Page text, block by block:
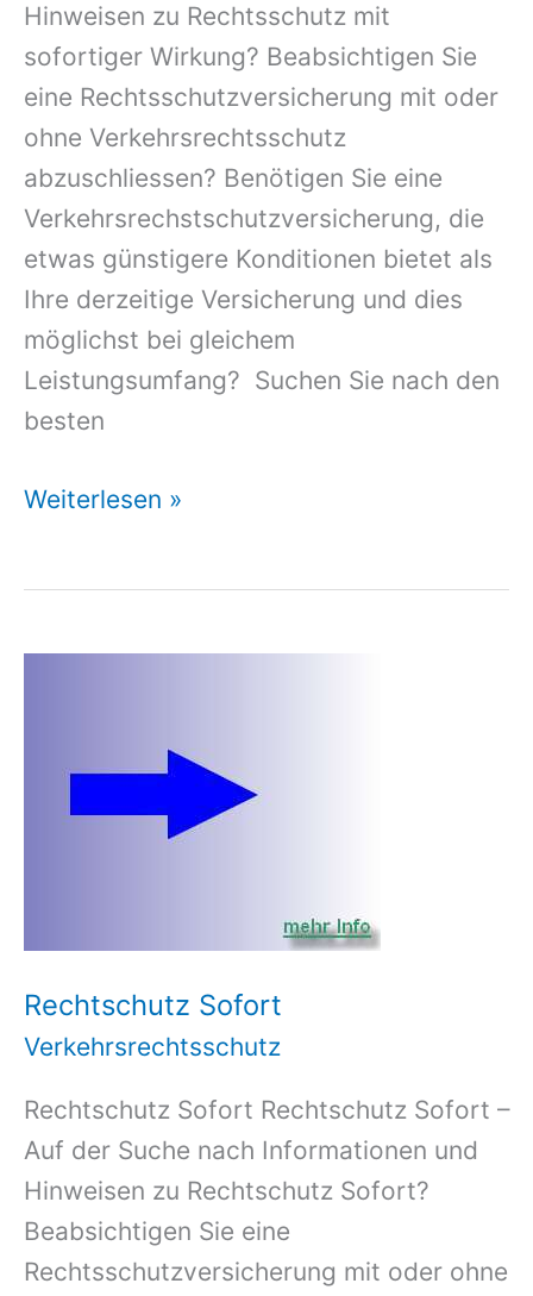
Hinweisen zu Rechtsschutz mit
sofortiger Wirkung? Beabsichtigen Sie
eine Rechtsschutzversicherung mit oder
ohne Verkehrsrechtsschutz
abzuschliessen? Benötigen Sie eine
Verkehrsrechstschutzversicherung, die
etwas günstigere Konditionen bietet als
Ihre derzeitige Versicherung und dies
möglichst bei gleichem
Leistungsumfang? Suchen Sie nach den
besten
Rechtsschutz
Weiterlesen »
Rechtschutz Sofort
Verkehrsrechtsschutz
Rechtschutz Sofort Rechtschutz Sofort –
Auf der Suche nach Informationen und
Hinweisen zu Rechtschutz Sofort?
Beabsichtigen Sie eine
Rechtsschutzversicherung mit oder ohne